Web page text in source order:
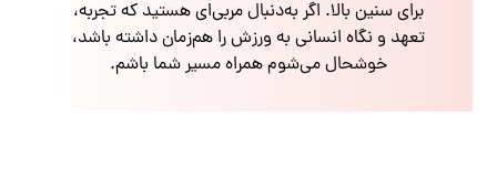
برای سنین بالا. اگر به‌دنبال مربی‌ای هستید که تجربه،
تعهد و نگاه انسانی به ورزش را هم‌زمان داشته باشد،
خوشحال می‌شوم همراه مسیر شما باشم.